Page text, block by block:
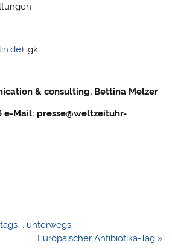
). gk
& consulting, Bettina Melzer
e-Mail: presse@weltzeituhr-
… unterwegs
Europäischer Antibiotika-Tag »